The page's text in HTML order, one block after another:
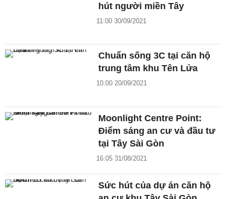
hút người miền Tây
11:00 30/09/2021
Chuẩn sống 3C tại căn hộ
trung tâm khu Tên Lửa
10:00 20/09/2021
Moonlight Centre Point:
Điểm sáng an cư và đầu tư
tại Tây Sài Gòn
16:05 31/08/2021
Sức hút của dự án căn hộ